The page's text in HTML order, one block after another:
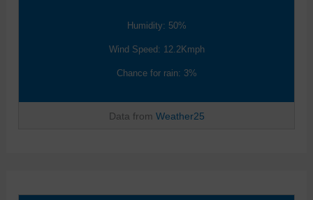
Humidity: 50%
Wind Speed: 12.2Kmph
Chance for rain: 3%
Data from Weather25